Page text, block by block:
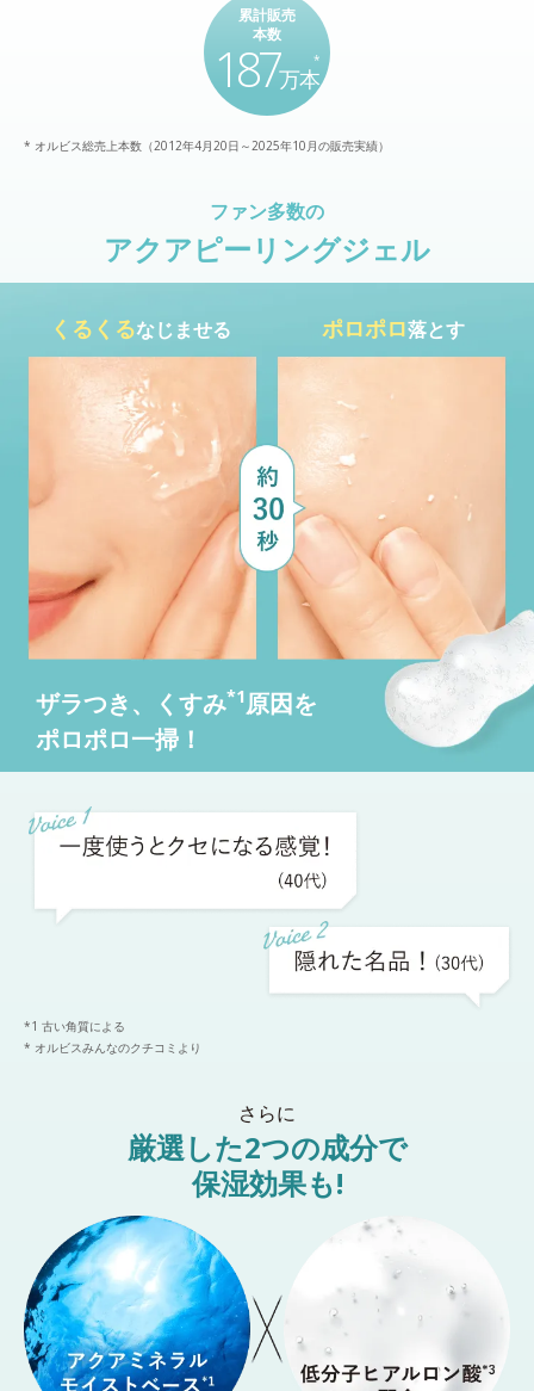
累計販売
本数
187万本
*
* オルビス総売上本数（2012年4月20日～2025年10月の販売実績）
ファン多数の
アクアピーリングジェル
くるくるなじませる ポロポロ落とす
ザラつき、くすみ*1原因を
ポロポロ一掃！
*1 古い角質による
* オルビスみんなのクチコミより
さらに
厳選した2つの成分で
保湿効果も!